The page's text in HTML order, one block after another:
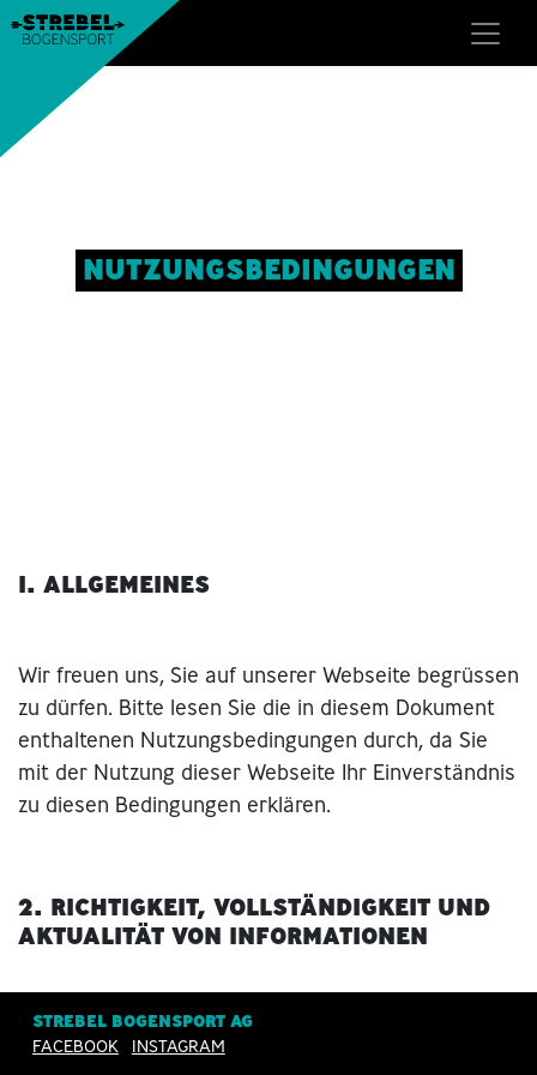
NUTZUNGSBEDINGUNGEN
1. ALLGEMEINES
Wir freuen uns, Sie auf unserer Webseite begrüssen
zu dürfen. Bitte lesen Sie die in diesem Dokument
enthaltenen Nutzungsbedingungen durch, da Sie
mit der Nutzung dieser Webseite Ihr Einverständnis
zu diesen Bedingungen erklären.
2. RICHTIGKEIT, VOLLSTÄNDIGKEIT UND
AKTUALITÄT VON INFORMATIONEN
Strebel Bogensport bemüht sich um richtige,
vollständige und aktualisierte Informationen auf
STREBEL BOGENSPORT AG
FACEBOOK
INSTAGRAM